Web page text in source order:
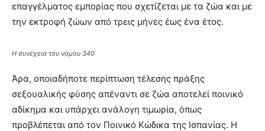
επαγγέλματος εμπορίας που σχετίζεται με τα ζώα και με
την εκτροφή ζώων από τρεις μήνες έως ένα έτος.
Η συνέχεια του νόμου 340
Άρα, οποιαδήποτε περίπτωση τέλεσης πράξης
σεξουαλικής φύσης απέναντι σε ζώα αποτελεί ποινικό
αδίκημα και υπάρχει ανάλογη τιμωρία, όπως
προβλέπεται από τον Ποινικό Κώδικα της Ισπανίας. Η